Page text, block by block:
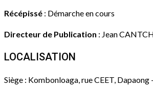
Récépissé : Démarche en cours
Directeur de Publication : Jean
LOCALISATION
Siège : Kombonloaga, rue CEET, Dapaong